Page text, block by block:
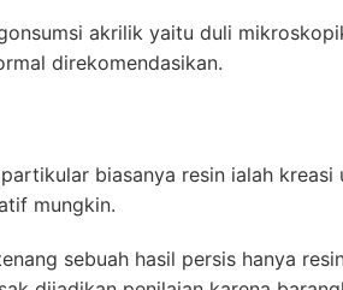
akrilik yaitu duli
direkomendasikan.
biasanya resin ialah
mungkin.
sebuah hasil persis hanya